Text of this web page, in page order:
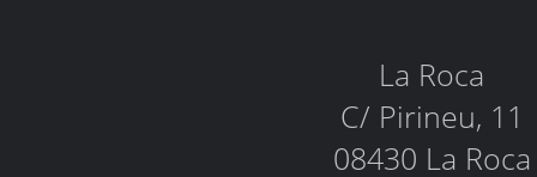
La Roca
C/ Pirineu, 11
08430 La Roca